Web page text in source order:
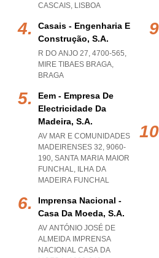
CASCAIS, LISBOA
Casais - Engenharia E
Construção, S.a.
R DO ANJO 27, 4700-565,
MIRE TIBAES BRAGA,
BRAGA
Eem - Empresa De
Electricidade Da
Madeira, S.a.
AV MAR E COMUNIDADES
MADEIRENSES 32, 9060-
190, SANTA MARIA MAIOR
FUNCHAL, ILHA DA
MADEIRA FUNCHAL
Imprensa Nacional -
Casa Da Moeda, S.a.
AV ANTÓNIO JOSÉ DE
ALMEIDA IMPRENSA
NACIONAL CASA DA